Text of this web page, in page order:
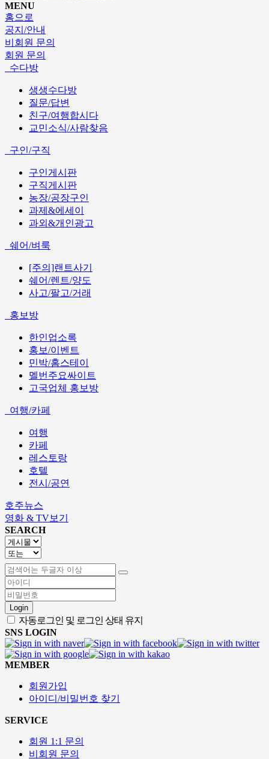
MENU
홈으로
공지/안내
비회원 문의
회원 문의
수다방
생생수다방
질문/답변
친구/여행합시다
교민소식/사람찾음
구인/구직
구인게시판
구직게시판
농장/공장구인
과제&에세이
과외&개인광고
쉐어/벼룩
[주의]랜트사기
쉐어/렌트/양도
사고/팔고/거래
홍보방
한인업소록
홍보/이벤트
민박/홈스테이
멜번주요싸이트
고국업체 홍보방
여행/카페
여행
카페
레스토랑
호텔
전시/공연
호주뉴스
영화 & TV보기
SEARCH
Login
자동로그인 및 로그인 상태 유지
SNS LOGIN
MEMBER
회원가입
아이디/비밀번호 찾기
SERVICE
회원 1:1 문의
비회원 문의